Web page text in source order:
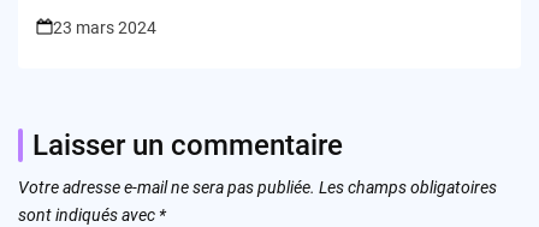
23 mars 2024
Laisser un commentaire
Votre adresse e-mail ne sera pas publiée. Les champs obligatoires
sont indiqués avec *